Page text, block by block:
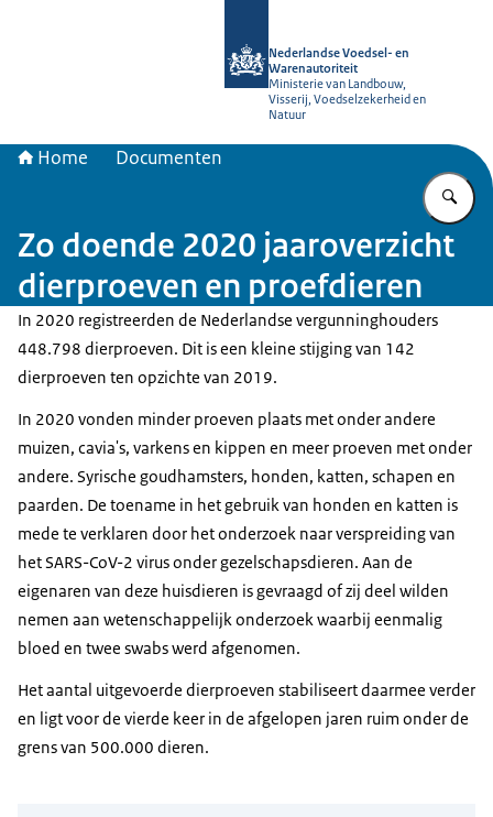
Nederlandse Voedsel- en
Warenautoriteit
Ministerie van Landbouw,
Visserij, Voedselzekerheid en
Natuur
Home Documenten
Zo doende 2020 jaaroverzicht
dierproeven en proefdieren
In 2020 registreerden de Nederlandse vergunninghouders
448.798 dierproeven. Dit is een kleine stijging van 142
dierproeven ten opzichte van 2019.
In 2020 vonden minder proeven plaats met onder andere
muizen, cavia's, varkens en kippen en meer proeven met onder
andere. Syrische goudhamsters, honden, katten, schapen en
paarden. De toename in het gebruik van honden en katten is
mede te verklaren door het onderzoek naar verspreiding van
het SARS-CoV-2 virus onder gezelschapsdieren. Aan de
eigenaren van deze huisdieren is gevraagd of zij deel wilden
nemen aan wetenschappelijk onderzoek waarbij eenmalig
bloed en twee swabs werd afgenomen.
Het aantal uitgevoerde dierproeven stabiliseert daarmee verder
en ligt voor de vierde keer in de afgelopen jaren ruim onder de
grens van 500.000 dieren.